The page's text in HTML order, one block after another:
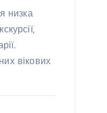
низка
вікових